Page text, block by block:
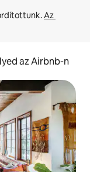
Az
az Airbnb-n